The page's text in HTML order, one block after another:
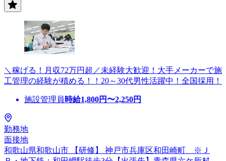
＼稼げる！月収72万円超／未経験大歓迎！大手メーカーで施
工管理の経験が積める！！20～30代男性活躍中！全国採用！
施設管理員 時給1,800円〜2,250円
勤務地
面接地
和歌山県和歌山市 【研修】 神戸市兵庫区和田崎町 ※Ｊ